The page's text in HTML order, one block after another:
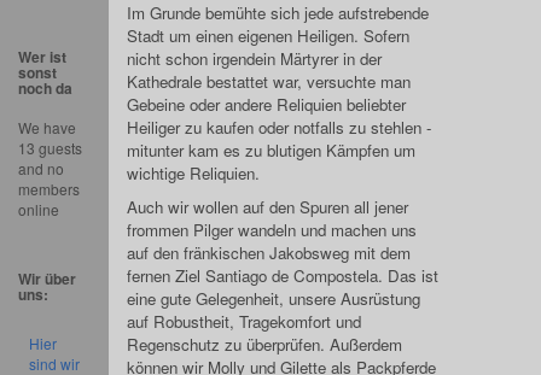
Im Grunde bemühte sich jede aufstrebende
Stadt um einen eigenen Heiligen. Sofern
nicht schon irgendein Märtyrer in der
Kathedrale bestattet war, versuchte man
Gebeine oder andere Reliquien beliebter
Heiliger zu kaufen oder notfalls zu stehlen -
mitunter kam es zu blutigen Kämpfen um
wichtige Reliquien.
Auch wir wollen auf den Spuren all jener
frommen Pilger wandeln und machen uns
auf den fränkischen Jakobsweg mit dem
fernen Ziel Santiago de Compostela. Das ist
eine gute Gelegenheit, unsere Ausrüstung
auf Robustheit, Tragekomfort und
Regenschutz zu überprüfen. Außerdem
können wir Molly und Gilette als Packpferde
Wer ist
sonst
noch da
We have
13 guests
and no
members
online
Wir über
uns:
Hier
sind wir